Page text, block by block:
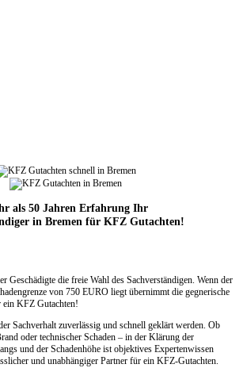
als 50 Jahren Erfahrung Ihr
in Bremen für KFZ Gutachten!
Geschädigte die freie Wahl des Sachverständigen. Wenn der
von 750 EURO liegt übernimmt die gegnerische
KFZ Gutachten!
Sachverhalt zuverlässig und schnell geklärt werden. Ob
oder technischer Schaden – in der Klärung der
und der Schadenhöhe ist objektives Expertenwissen
und unabhängiger Partner für ein KFZ-Gutachten.